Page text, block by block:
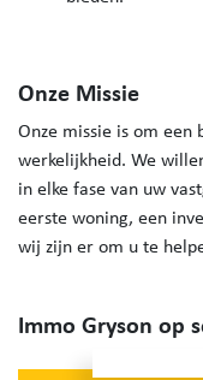
Onze Missie
Onze missie is om een
werkelijkheid. We
in elke fase van uw
eerste woning, een
wij zijn er om u te
Immo Gryson op